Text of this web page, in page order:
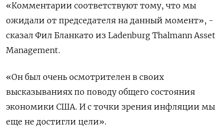
«Комментарии соответствуют тому, что мы
ожидали от председателя на данный момент», -
сказал Фил Бланкато из Ladenburg Thalmann Asset
Management.
«Он был очень осмотрителен в своих
высказываниях по поводу общего состояния
экономики США. И с точки зрения инфляции мы
еще не достигли цели».